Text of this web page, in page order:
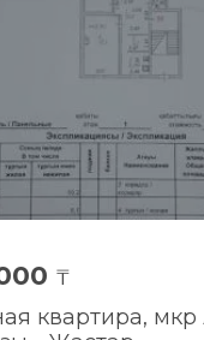
₸
квартира,